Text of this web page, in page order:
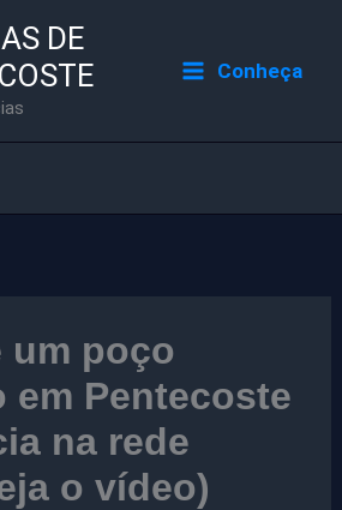
DE
Conheça
um poço
em Pentecoste
na rede
o vídeo)